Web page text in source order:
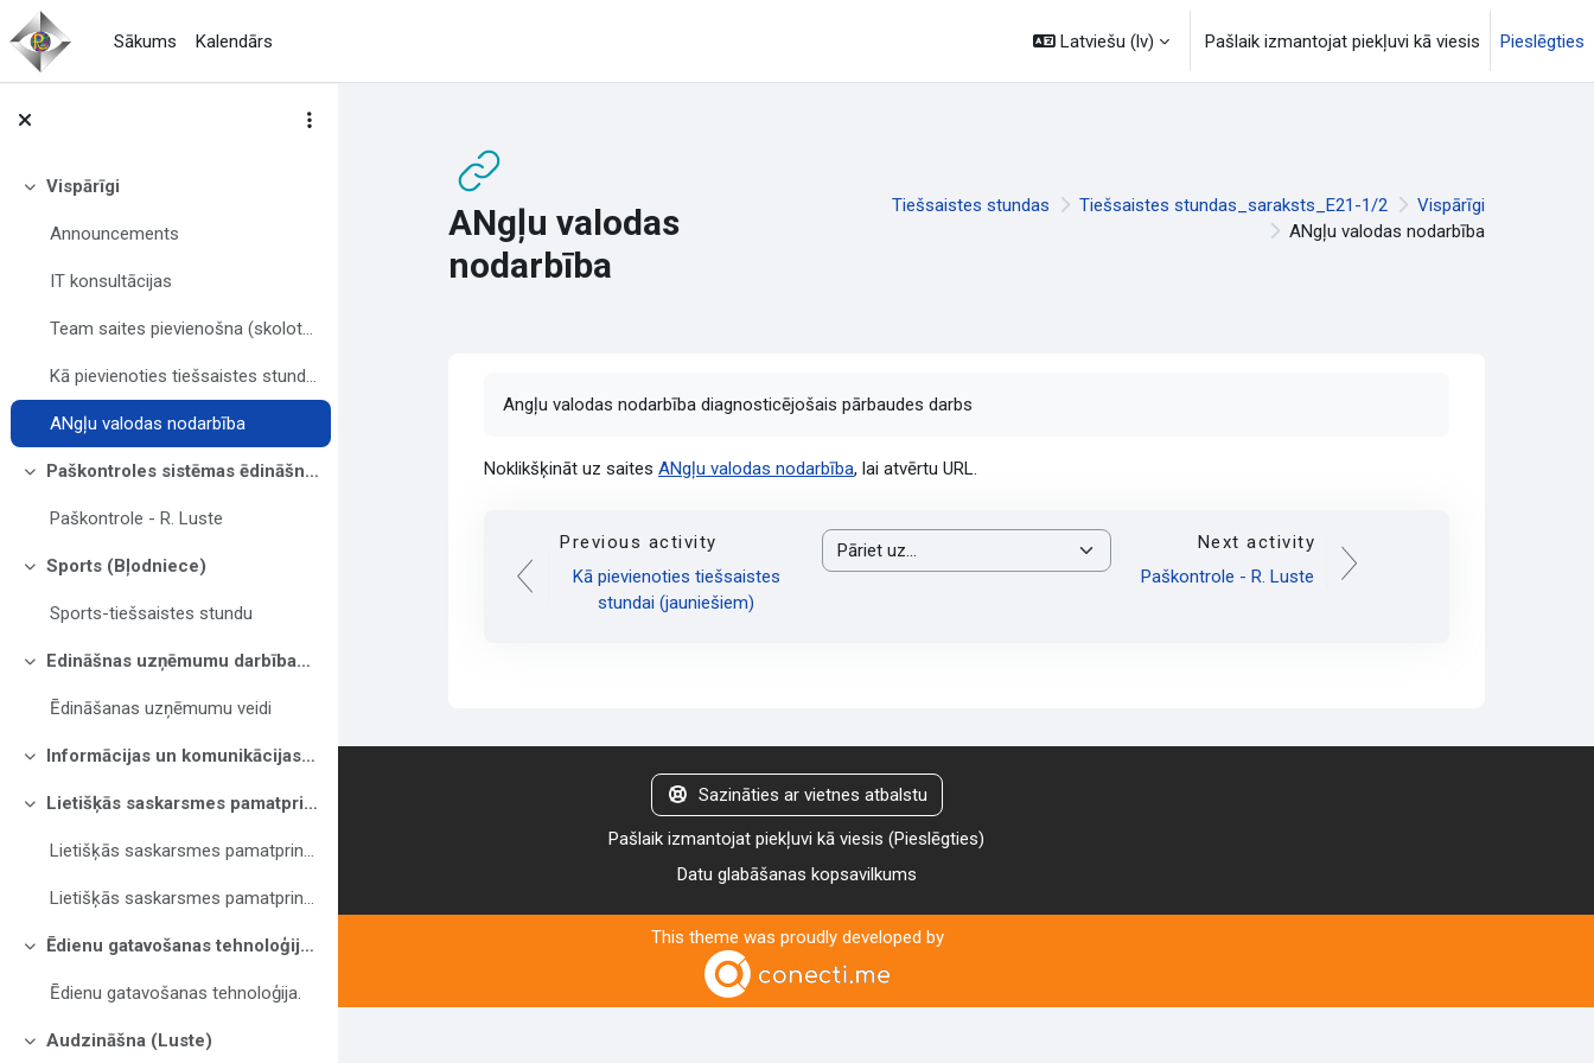
Atvērt galveno saturu
Sākums
Kalendārs Latviešu ‎(lv)‎ Pašlaik izmantojat piekļuvi kā viesis Pieslēgties
Savērst
Vispārīgi
Announcements
IT konsultācijas
Team saites pievienošna (skolotājiem)
Kā pievienoties tiešsaistes stundai (jauniešiem)
ANgļu valodas nodarbība
Savērst
Paškontroles sistēmas ēdināšnas uzņēmumos (Luste)
Paškontrole - R. Luste
Savērst
Sports (Bļodniece)
Sports-tiešsaistes stundu
Savērst
Edināšnas uzņēmumu darbības pamatproncipi (Bitere)
Ēdināšanas uzņēmumu veidi
Savērst
Informācijas un komunikācijas tehn. (Paegle)
Savērst
Lietišķās saskarsmes pamatprincipi (Bērziņa)
Lietišķās saskarsmes pamatprincipi
Lietišķās saskarsmes pamatprincipi
Savērst
Ēdienu gatavošanas tehnoloģijas (Bitere)
Ēdienu gatavošanas tehnoloģija.
Savērst
Audzināšna (Luste)
ANgļu valodas
nodarbība
Tiešsaistes stundas Tiešsaistes stundas_saraksts_E21-1/2
Vispārīgi
ANgļu valodas nodarbība
Angļu valodas nodarbība diagnosticējošais pārbaudes darbs
Noklikšķināt uz saitesANgļu valodas nodarbība, lai atvērtu URL.
Previous activity
Kā pievienoties tiešsaistes
stundai (jauniešiem)
Pāriet uz...
Next activity
Paškontrole - R. Luste
Sazināties ar vietnes atbalstu
Pašlaik izmantojat piekļuvi kā viesis (Pieslēgties)
Datu glabāšanas kopsavilkums
This theme was proudly developed by